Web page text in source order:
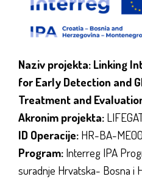
Naziv projekta: Linking
for Early Detection and
Treatment and
Akronim projekta:
ID Operacije: HR-BA-
Program: Interreg IPA
suradnje Hrvatska- Bosna i